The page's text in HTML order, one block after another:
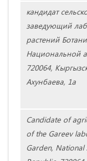
кандидат
заведующий
растений
Национальной
720064,
Ахунбаева, 1а
Candidate of
of the Gareev
Garden, National